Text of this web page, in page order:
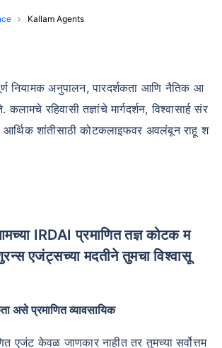
Kallam Agents
नियामक अनुपालन, पारदर्शकता आणि नैतिक आ
रहिवासी तज्ञांचे मार्गदर्शन, विश्वासार्ह संर
आर्थिक शांतीसाठी कोटकलाइफवर अवलंबून राहू श
एजंट्सच्या मदतीने तुमचा विश्वासू
असे प्रमाणित व्यावसायिक
एजंट केवळ जाणकार नाहीत तर तुमच्या सर्वोत्तम